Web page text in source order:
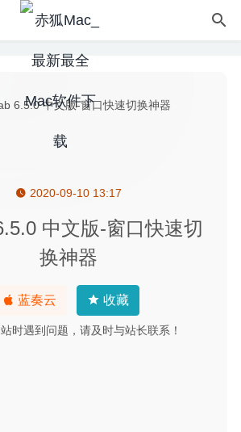
2020-09-10 13:17
中文版-窗口快速切
换神器
蓝奏云 收藏
时遇到问题，请及时与站长联系！
常实用的触控板手势工具
Finder 6.5.0 – 简洁易用的重复文件查找
– 系统性能测试工具
(4086) 中文版-非常出色的代码编辑器
基于规则的时间自动化跟踪的软件